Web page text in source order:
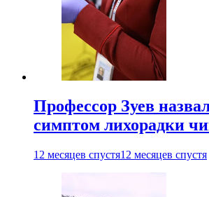
Профессор Зуев
симптом лихорадки
12 месяцев спустя12 месяцев спустя